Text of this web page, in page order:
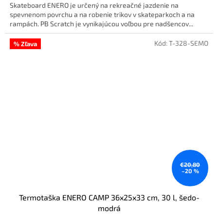
Skateboard ENERO je určený na rekreačné jazdenie na
spevnenom povrchu a na robenie trikov v skateparkoch a na
rampách. PB Scratch je vynikajúcou voľbou pre nadšencov...
% Zľava
€20,80
–20 %
Termotaška ENERO CAMP 36x25x33 cm, 30 l, šedo-
modrá
Kód:T-328-SEMO